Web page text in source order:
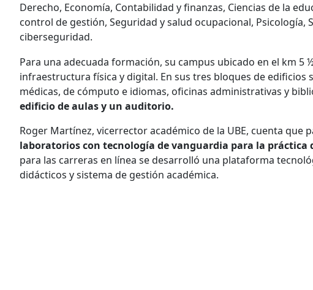
Derecho, Economía, Contabilidad y finanzas, Ciencias de la
control de gestión, Seguridad y salud ocupacional,
ciberseguridad.
Para una adecuada formación, su campus ubicado en el km 5
infraestructura física y digital. En sus tres bloques de edificios
médicas, de cómputo e idiomas, oficinas administrativas y
edificio de aulas y un auditorio.
Roger Martínez, vicerrector académico de la UBE, cuenta que
laboratorios con tecnología de vanguardia para la práctica
para las carreras en línea se desarrolló una plataforma
didácticos y sistema de gestión académica.